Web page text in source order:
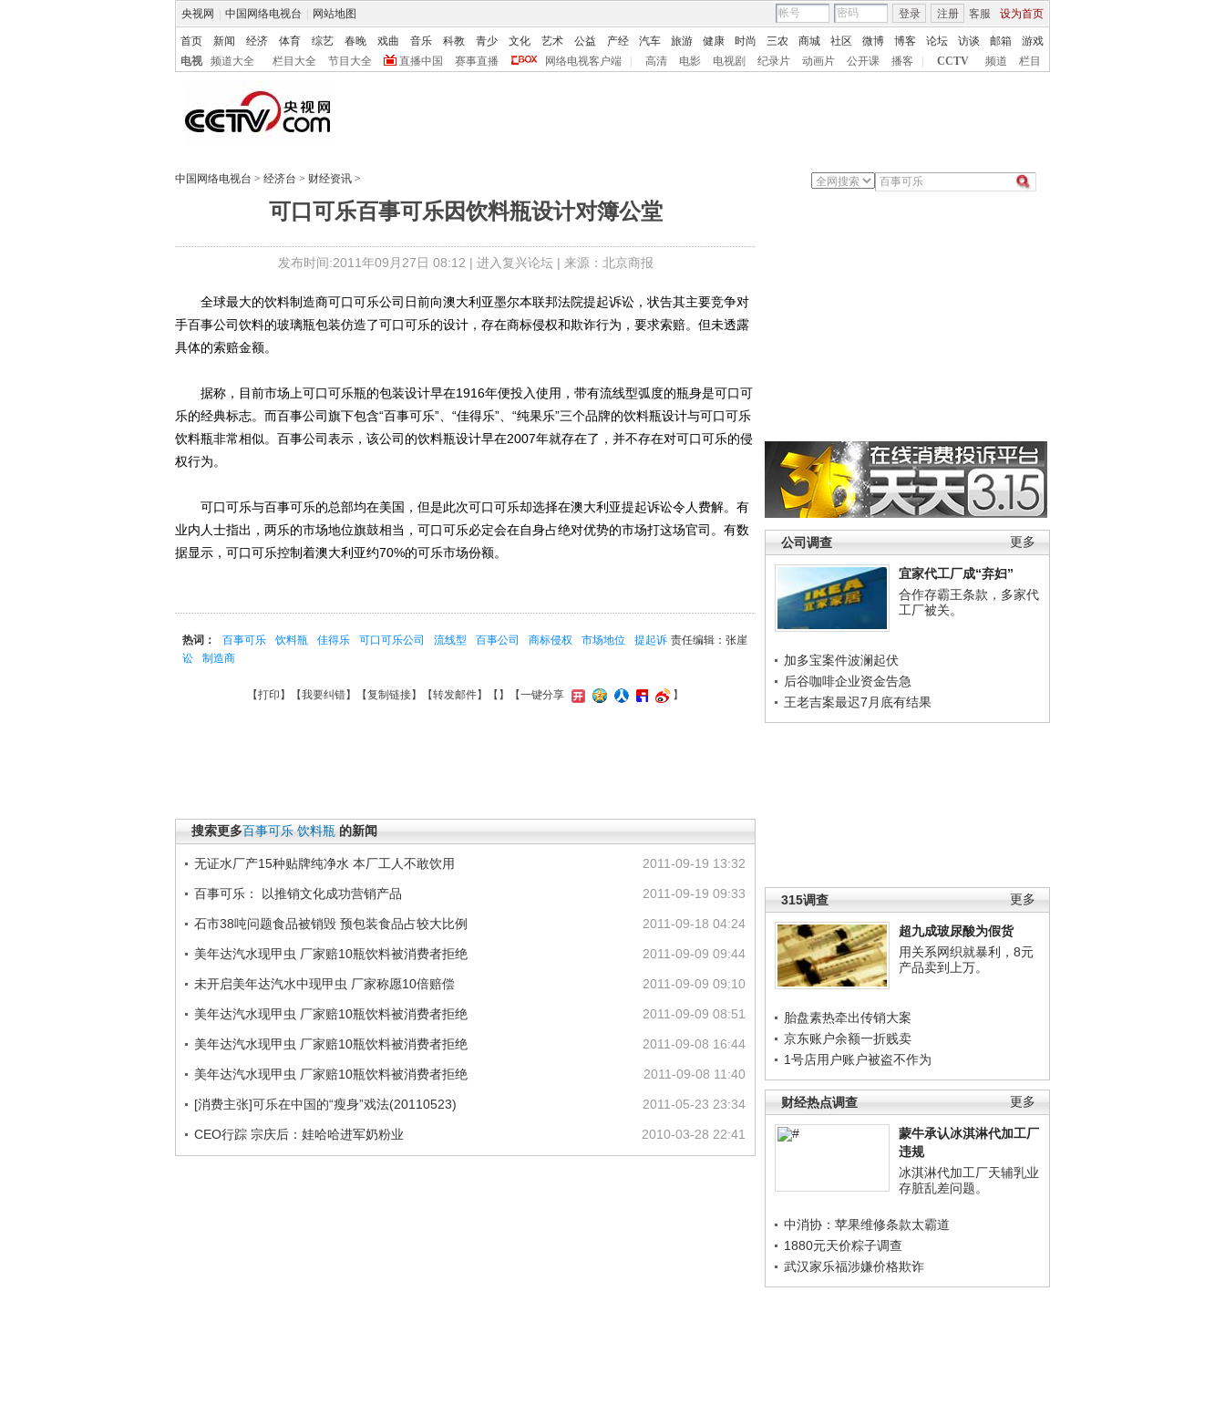
央视网 中国网络电视台 网站地图 客服 设为首页
登录 注册
首页 新闻 经济 体育 综艺 春晚 戏曲 音乐 科教 青少 文化 艺术 公益 产经 汽车 旅游 健康 时尚 三农 商城 社区 微博 博客 论坛 访谈 邮箱
游戏
电视
频道大全 栏目大全 节目大全 直播中国 赛事直播 网络电视客户端 高清 电影 电视剧 纪录片 动画片 公开课 播客 CCTV 频道 栏目
中国网络电视台 > 经济台 > 财经资讯 >
可口可乐百事可乐因饮料瓶设计对簿公堂
发布时间:2011年09月27日 08:12 | 进入复兴论坛| 来源：北京商报
更多
公司调查
宜家代工厂成“弃妇”
合作存霸王条款，多家代
工厂被关。
加多宝案件波澜起伏
后谷咖啡企业资金告急
王老吉案最迟7月底有结果
更多
315调查
超九成玻尿酸为假货
用关系网织就暴利，8元
产品卖到上万。
胎盘素热牵出传销大案
京东账户余额一折贱卖
1号店用户账户被盗不作为
更多
财经热点调查
蒙牛承认冰淇淋代加工厂
违规
冰淇淋代加工厂天辅乳业
存脏乱差问题。
中消协：苹果维修条款太霸道
1880元天价粽子调查
武汉家乐福涉嫌价格欺诈
全球最大的饮料制造商可口可乐公司日前向澳大利亚墨尔本联邦法院提起诉讼，状告其主要竞争对
手百事公司饮料的玻璃瓶包装仿造了可口可乐的设计，存在商标侵权和欺诈行为，要求索赔。但未透露
具体的索赔金额。
据称，目前市场上可口可乐瓶的包装设计早在1916年便投入使用，带有流线型弧度的瓶身是可口可
乐的经典标志。而百事公司旗下包含“百事可乐”、“佳得乐”、“纯果乐”三个品牌的饮料瓶设计与可口可乐
饮料瓶非常相似。百事公司表示，该公司的饮料瓶设计早在2007年就存在了，并不存在对可口可乐的侵
权行为。
可口可乐与百事可乐的总部均在美国，但是此次可口可乐却选择在澳大利亚提起诉讼令人费解。有
业内人士指出，两乐的市场地位旗鼓相当，可口可乐必定会在自身占绝对优势的市场打这场官司。有数
据显示，可口可乐控制着澳大利亚约70%的可乐市场份额。
责任编辑：张崖
热词： 百事可乐 饮料瓶 佳得乐 可口可乐公司 流线型 百事公司 商标侵权 市场地位
提起诉
讼
制造商
【打印 】【我要纠错】【复制链接】【转发邮件】【 】 【一键分享 】
搜索更多百事可乐 饮料瓶 的新闻
2011-09-19 13:32
无证水厂产15种贴牌纯净水 本厂工人不敢饮用
2011-09-19 09:33
百事可乐： 以推销文化成功营销产品
2011-09-18 04:24
石市38吨问题食品被销毁 预包装食品占较大比例
2011-09-09 09:44
美年达汽水现甲虫 厂家赔10瓶饮料被消费者拒绝
2011-09-09 09:10
未开启美年达汽水中现甲虫 厂家称愿10倍赔偿
2011-09-09 08:51
美年达汽水现甲虫 厂家赔10瓶饮料被消费者拒绝
2011-09-08 16:44
美年达汽水现甲虫 厂家赔10瓶饮料被消费者拒绝
2011-09-08 11:40
美年达汽水现甲虫 厂家赔10瓶饮料被消费者拒绝
2011-05-23 23:34
[消费主张]可乐在中国的“瘦身”戏法(20110523)
2010-03-28 22:41
CEO行踪 宗庆后：娃哈哈进军奶粉业